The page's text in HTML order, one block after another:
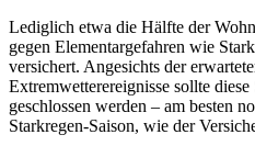
Lediglich etwa die Hälfte der
gegen Elementargefahren wie
versichert. Angesichts der
Extremwetterereignisse sollte
geschlossen werden – am besten
Starkregen-Saison, wie der